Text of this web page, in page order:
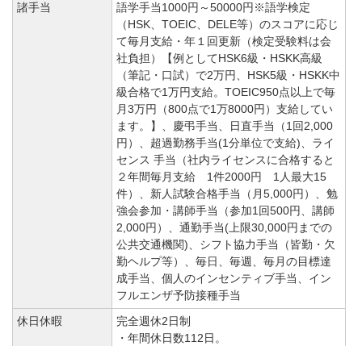
諸手当
語学手当1000円～50000円※語学検定
（HSK、TOEIC、DELE等）のスコアに応じ
て毎月支給・年１回更新（検定受験料は会
社負担）【例としてHSK6級・HSKK高級
（筆記・口試）で2万円、HSK5級・HSKK中
級合格で1万円支給。TOEIC950点以上で毎
月3万円（800点で1万8000円）支給してい
ます。】、慶弔手当、日直手当（1回2,000
円）、超過勤務手当(1分単位で支給)、ライ
センス 手当（社内ライセンスに合格すると
２年間毎月支給 1件2000円 1人最大15
件）、新人試験合格手当（月5,000円）、勉
強会参加・講師手当（参加1回500円、講師
2,000円）、通勤手当(上限30,000円までの
公共交通機関)、シフト協力手当（皆勤・欠
勤ヘルプ等）、毎日、毎週、毎月の目標達
成手当、個人のインセンティブ手当、イン
フルエンザ予防接種手当
休日休暇
完全週休2日制
・年間休日数112日。